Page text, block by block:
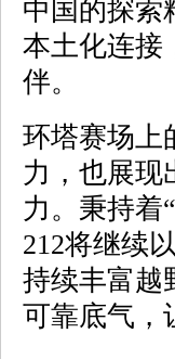
中国的探索
本土化连接
伴。
环塔赛场上
力，也展现
力。秉持着
212将继续
持续丰富越
可靠底气，